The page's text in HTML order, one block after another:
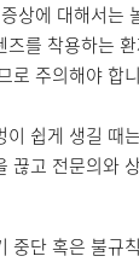
상에 대해서는
즈를 착용하는
로 주의해야 합
쉽게 생길 때
끊고 전문의와
중단 혹은 불규